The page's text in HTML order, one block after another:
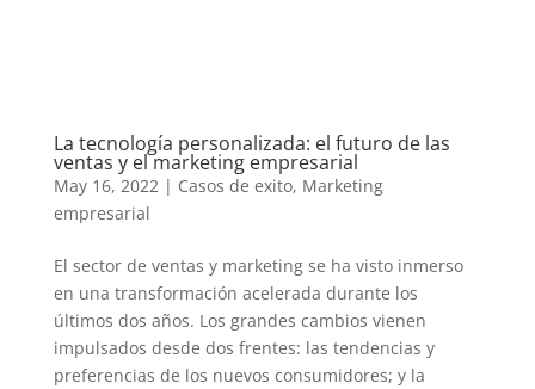
La tecnología personalizada: el futuro de las
ventas y el marketing empresarial
May 16, 2022| Casos de exito, Marketing
empresarial
El sector de ventas y marketing se ha visto inmerso
en una transformación acelerada durante los
últimos dos años. Los grandes cambios vienen
impulsados desde dos frentes: las tendencias y
preferencias de los nuevos consumidores; y la